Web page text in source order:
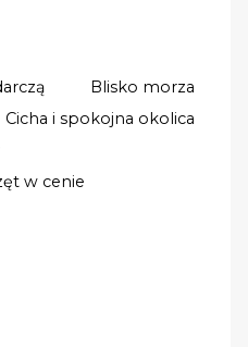
Blisko morza
Cicha i spokojna okolica
w cenie